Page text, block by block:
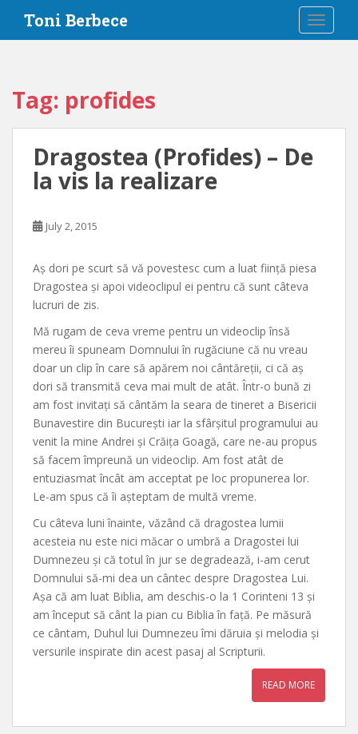
i
Toni Berbece
Tag: profides
Dragostea (Profides) – De
la vis la realizare
July 2, 2015
Aș dori pe scurt să vă povestesc cum a luat ființă piesa
Dragostea și apoi videoclipul ei pentru că sunt câteva
lucruri de zis.
Mă rugam de ceva vreme pentru un videoclip însă
mereu îi spuneam Domnului în rugăciune că nu vreau
doar un clip în care să apărem noi cântăreții, ci că aș
dori să transmită ceva mai mult de atât. Într-o bună zi
am fost invitați să cântăm la seara de tineret a Bisericii
Bunavestire din București iar la sfârșitul programului au
venit la mine Andrei și Crăița Goagă, care ne-au propus
să facem împreună un videoclip. Am fost atât de
entuziasmat încât am acceptat pe loc propunerea lor.
Le-am spus că îi așteptam de multă vreme.
Cu câteva luni înainte, văzând că dragostea lumii
acesteia nu este nici măcar o umbră a Dragostei lui
Dumnezeu și că totul în jur se degradează, i-am cerut
Domnului să-mi dea un cântec despre Dragostea Lui.
Așa că am luat Biblia, am deschis-o la 1 Corinteni 13 și
am început să cânt la pian cu Biblia în față. Pe măsură
ce cântam, Duhul lui Dumnezeu îmi dăruia și melodia și
versurile inspirate din acest pasaj al Scripturii.
READ MORE